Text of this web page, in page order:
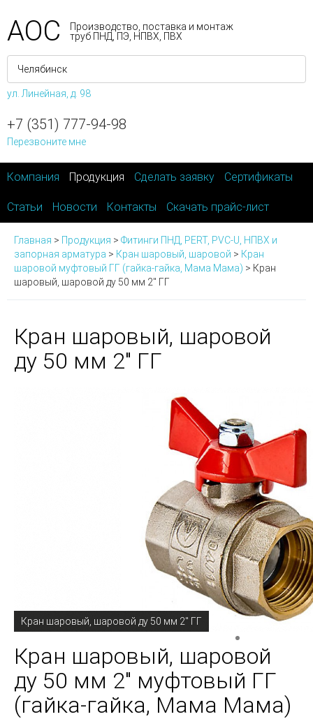
АОС
Производство, поставка и монтаж
труб ПНД, ПЭ, НПВХ, ПВХ
ул. Линейная, д. 98
+7 (351) 777-94-98
Перезвоните мне
Компания Продукция Сделать заявку Сертификаты
Статьи Новости Контакты Скачать прайс-лист
Главная > Продукция > Фитинги ПНД, PERT, PVC-U, НПВХ и
запорная арматура > Кран шаровый, шаровой > Кран
шаровой муфтовый ГГ (гайка-гайка, Мама Мама) > Кран
шаровый, шаровой ду 50 мм 2" ГГ
Кран шаровый, шаровой
ду 50 мм 2" ГГ
Кран шаровый, шаровой ду 50 мм 2" ГГ
Кран шаровый, шаровой
ду 50 мм 2" муфтовый ГГ
(гайка-гайка, Мама Мама)